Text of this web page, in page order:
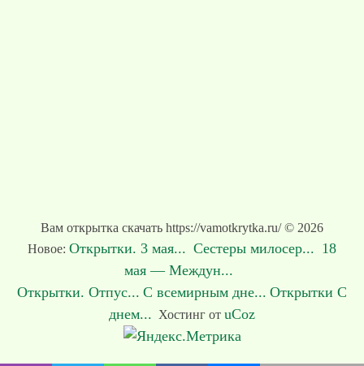
Вам открытка скачать https://vamotkrytka.ru/ © 2026
Новое: Открытки. 3 мая... Сестеры милосер... 18
мая — Междун...
Открытки. Отпус... С всемирным дне... Открытки С
днем... Хостинг от uCoz